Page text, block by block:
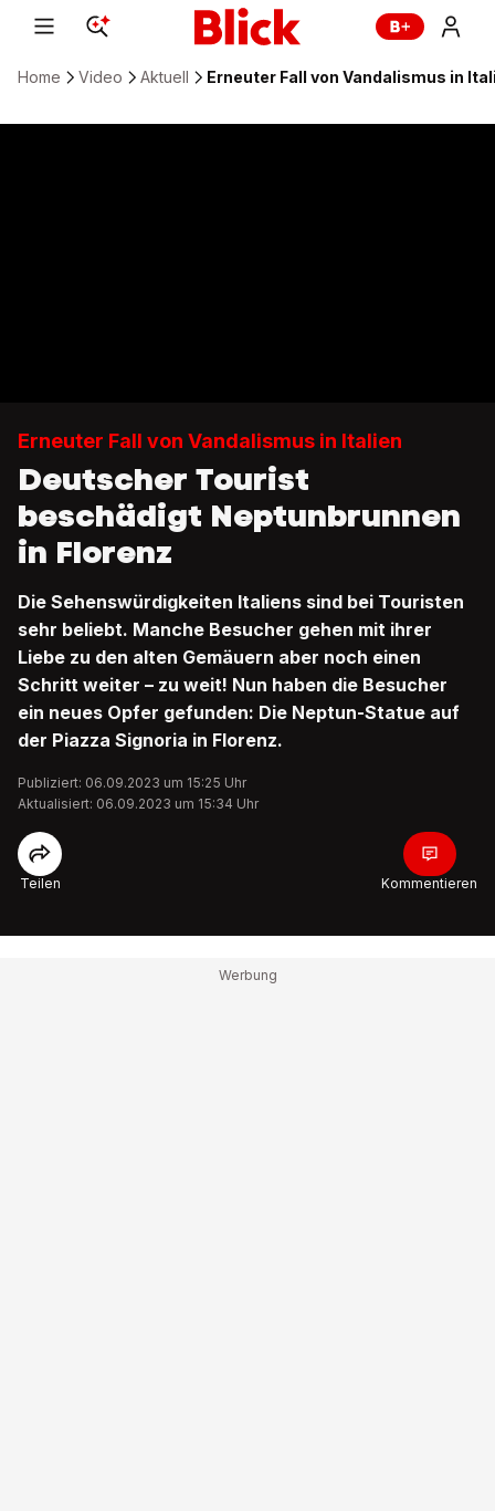
Home Video Aktuell Erneuter Fall von Vandalismus in
Erneuter Fall von Vandalismus in Italien
Deutscher Tourist
beschädigt Neptunbrunnen
in Florenz
Die Sehenswürdigkeiten Italiens sind bei Touristen
sehr beliebt. Manche Besucher gehen mit ihrer
Liebe zu den alten Gemäuern aber noch einen
Schritt weiter – zu weit! Nun haben die Besucher
ein neues Opfer gefunden: Die Neptun-Statue auf
der Piazza Signoria in Florenz.
Publiziert: 06.09.2023 um 15:25 Uhr
Aktualisiert: 06.09.2023 um 15:34 Uhr
Teilen Kommentieren